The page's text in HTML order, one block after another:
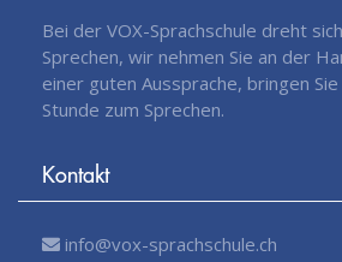
Bei der VOX-Sprachschule dreht
Sprechen, wir nehmen Sie an der
einer guten Aussprache, bringen
Stunde zum Sprechen.
Kontakt
info@vox-sprachschule.ch